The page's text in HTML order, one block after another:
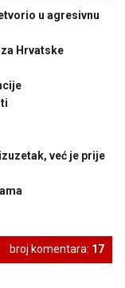
u agresivnu
Hrvatske
već je prije
broj komentara: 17